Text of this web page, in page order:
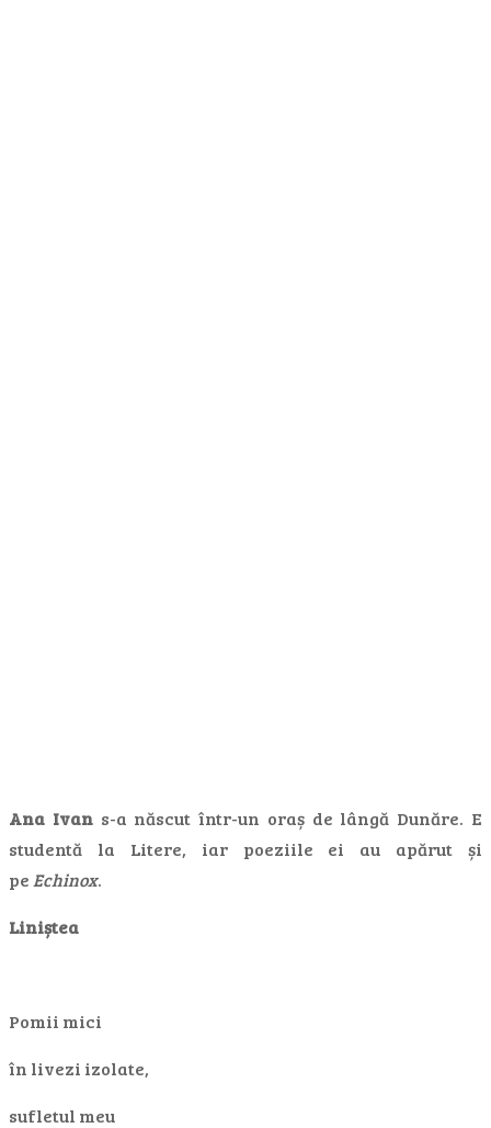
Ana Ivans-a născut într-un oraș de lângă Dunăre. E
studentă la Litere, iar poeziile ei au apărut și
pe Echinox.
Liniștea
Pomii mici
în livezi izolate,
sufletul meu